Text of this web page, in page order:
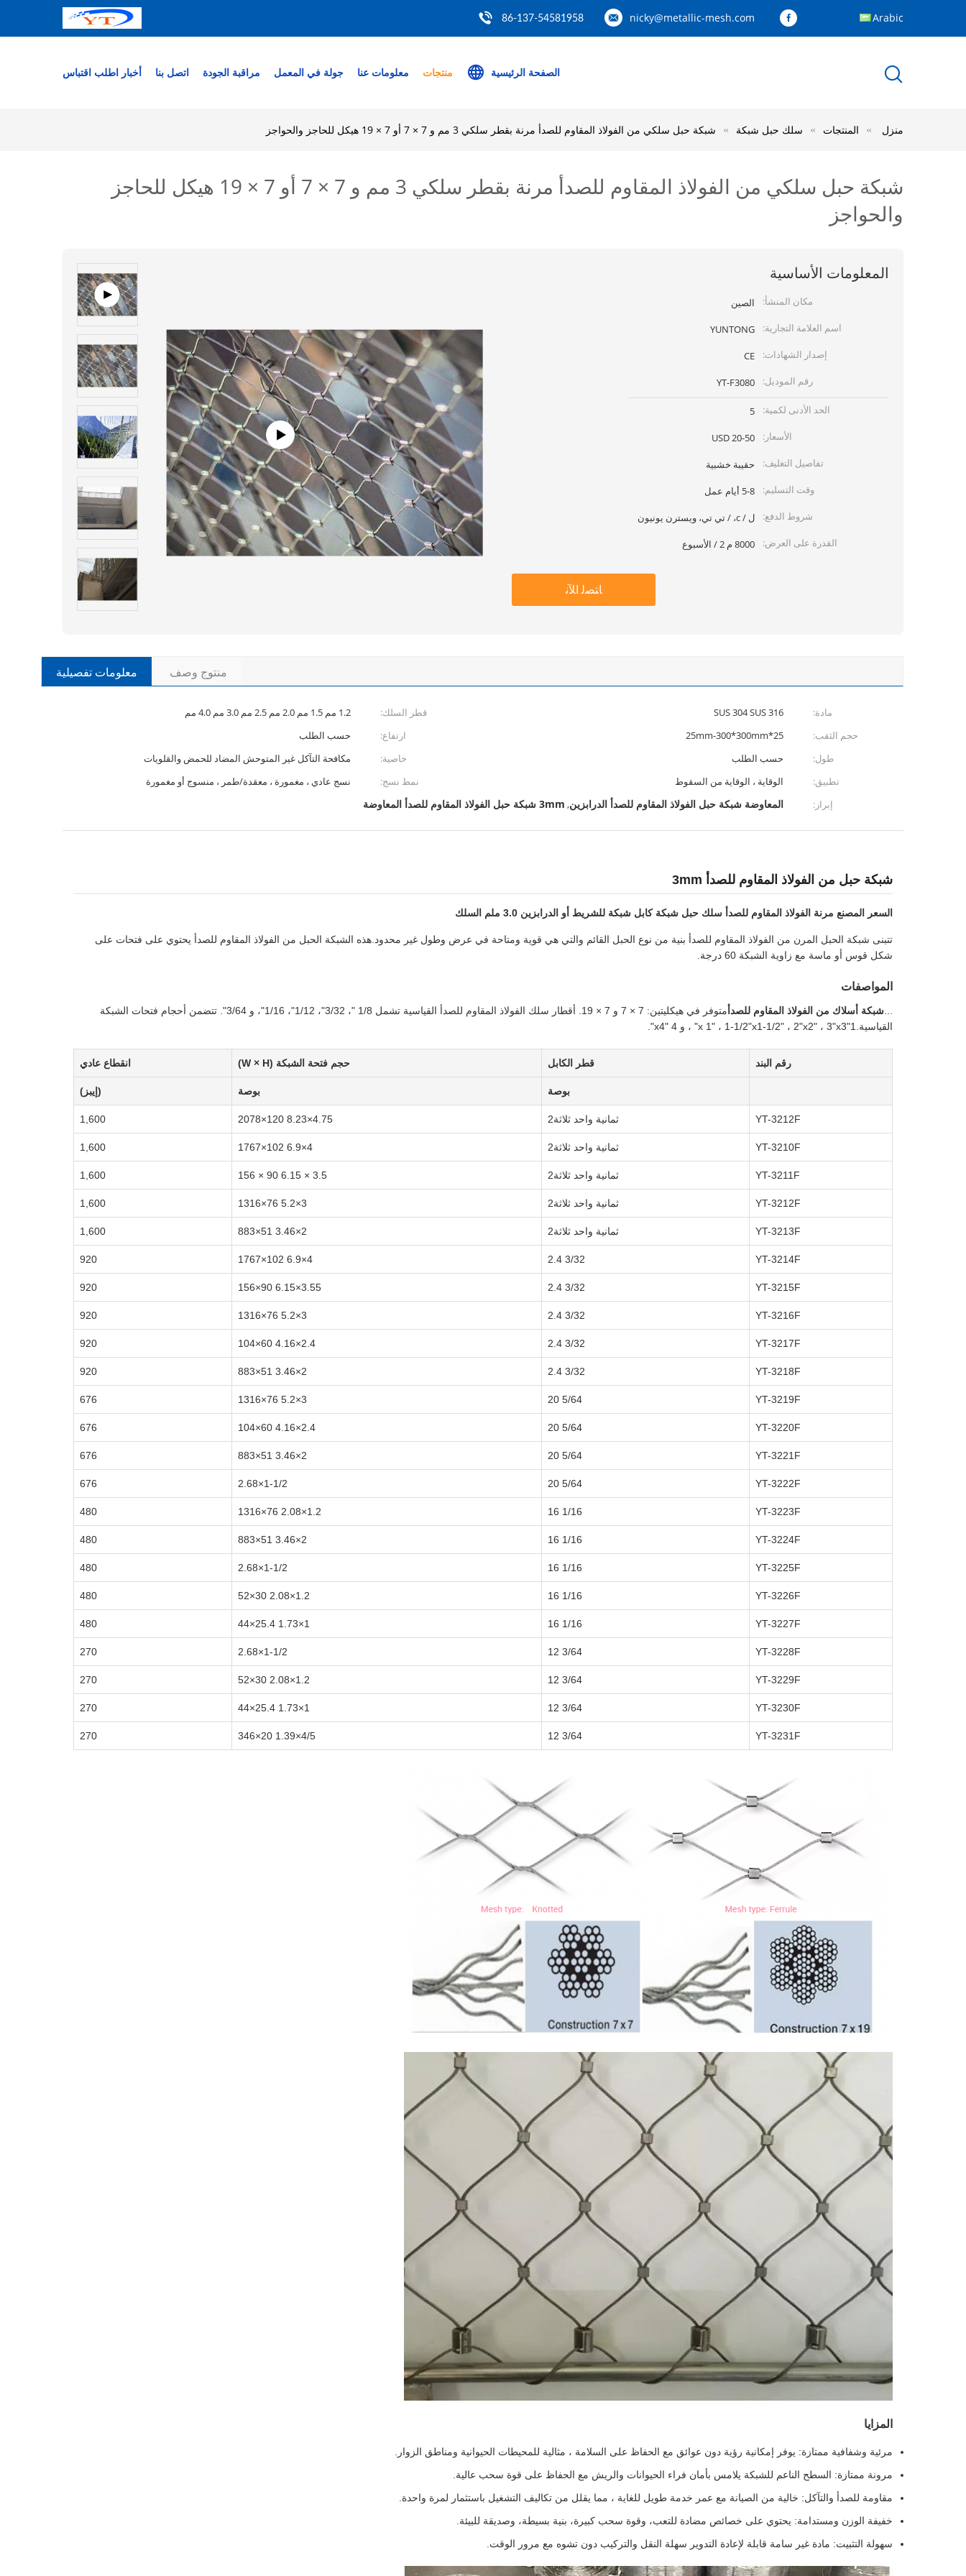
nicky@metallic-mesh.com
86-137-54581958 Arabic
الصفحة الرئيسية منتجات معلومات عنا جولة في المعمل مراقبة الجودة اتصل بنا أخبار اطلب اقتباس
منزل المنتجات سلك حبل شبكة شبكة حبل سلكي من الفولاذ المقاوم للصدأ مرنة بقطر سلكي 3 مم و 7 × 7 أو 7 × 19 هيكل للحاجز والحواجز
شبكة حبل سلكي من الفولاذ المقاوم للصدأ مرنة بقطر سلكي 3 مم و 7 × 7 أو 7 × 19 هيكل للحاجز
والحواجز
المعلومات الأساسية
مكان المنشأ:
الصين
اسم العلامة التجارية:
YUNTONG
إصدار الشهادات:
CE
رقم الموديل:
YT-F3080
الحد الأدنى لكمية:
5
الأسعار:
20-50 USD
تفاصيل التغليف:
حقيبة خشبية
وقت التسليم:
5-8 أيام عمل
شروط الدفع:
ل / c، / تي تي، ويسترن يونيون
القدرة على العرض:
8000 م 2 / الأسبوع
ﺎﺘﺼﻟ ﺍﻶﻧ
معلومات تفصيلية منتوج وصف
مادة: SUS 304 SUS 316 قطر السلك:
1.2 مم 1.5 مم 2.0 مم 2.5 مم 3.0 مم 4.0 مم
حجم الثقب:
25*25mm-300*300mm ارتفاع:
حسب الطلب
طول:
حسب الطلب خاصية:
مكافحة التآكل غير المتوحش المضاد للحمض والقلويات
تطبيق:
الوقاية ، الوقاية من السقوط نمط نسج:
نسج عادي ، مغمورة ، معقدة/طمر ، منسوج أو مغمورة
إبراز:
المعاوضة شبكة حبل الفولاذ المقاوم للصدأ الدرابزين, 3mm شبكة حبل الفولاذ المقاوم للصدأ المعاوضة
شبكة حبل من الفولاذ المقاوم للصدأ 3mm
السعر المصنع مرنة الفولاذ المقاوم للصدأ سلك حبل شبكة كابل شبكة للشريط أو الدرابزين 3.0 ملم السلك
تتبنى شبكة الحبل المرن من الفولاذ المقاوم للصدأ بنية من نوع الحبل القائم والتي هي قوية ومتاحة في عرض وطول غير محدود.هذه الشبكة الحبل من الفولاذ المقاوم للصدأ يحتوي على فتحات على
شكل قوس أو ماسة مع زاوية الشبكة 60 درجة.
المواصفات
شبكة أسلاك من الفولاذ المقاوم للصدأ
متوفر في هيكليتين: 7 × 7 و 7 × 19. أقطار سلك الفولاذ المقاوم للصدأ القياسية تشمل 1/8 "، 3/32"، 1/12"، 1/16"، و 3/64". تتضمن أحجام فتحات الشبكة
القياسية.1"x 1" ، 1-1/2"x1-1/2" ، 2"x2" ، 3"x3" ، و 4 "x4".
رقم البند قطر الكابل حجم فتحة الشبكة (W × H) انقطاع عادي
بوصة بوصة (إيبز)
YT-3212F ثمانية واحد ثلاثة2 4.75×8.23 120×2078
1,600
YT-3210F ثمانية واحد ثلاثة2 4×6.9 102×1767
1,600
YT-3211F ثمانية واحد ثلاثة2 3.5 × 6.15 90 × 156
1,600
YT-3212F ثمانية واحد ثلاثة2 3×5.2 76×1316
1,600
YT-3213F ثمانية واحد ثلاثة2 2×3.46 51×883
1,600
YT-3214F
3/32 2.4
4×6.9 102×1767
920
YT-3215F
3/32 2.4
3.55×6.15 90×156
920
YT-3216F
3/32 2.4
3×5.2 76×1316
920
YT-3217F
3/32 2.4
2.4×4.16 60×104
920
YT-3218F
3/32 2.4
2×3.46 51×883
920
YT-3219F
5/64 20
3×5.2 76×1316
676
YT-3220F
5/64 20
2.4×4.16 60×104
676
YT-3221F
5/64 20
2×3.46 51×883
676
YT-3222F
5/64 20
1-1/2×2.68
676
YT-3223F
1/16 16
1.2×2.08 76×1316
480
YT-3224F
1/16 16
2×3.46 51×883
480
YT-3225F
1/16 16
1-1/2×2.68
480
YT-3226F
1/16 16
1.2×2.08 30×52
480
YT-3227F
1/16 16
1×1.73 25.4×44
480
YT-3228F
3/64 12
1-1/2×2.68
270
YT-3229F
3/64 12
1.2×2.08 30×52
270
YT-3230F
3/64 12
1×1.73 25.4×44
270
YT-3231F
3/64 12
4/5×1.39 20×346
270
المزايا
مرئية وشفافية ممتازة: يوفر إمكانية رؤية دون عوائق مع الحفاظ على السلامة ، مثالية للمحيطات الحيوانية ومناطق الزوار.
مرونة ممتازة: السطح الناعم للشبكة يلامس بأمان فراء الحيوانات والريش مع الحفاظ على قوة سحب عالية.
مقاومة للصدأ والتآكل: خالية من الصيانة مع عمر خدمة طويل للغاية ، مما يقلل من تكاليف التشغيل باستثمار لمرة واحدة.
خفيفة الوزن ومستدامة: يحتوي على خصائص مضادة للتعب، وقوة سحب كبيرة، بنية بسيطة، وصديقة للبيئة.
سهولة التثبيت: مادة غير سامة قابلة لإعادة التدوير سهلة النقل والتركيب دون تشوه مع مرور الوقت.